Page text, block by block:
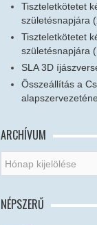
Tiszteletkötetet
születésnapjára
Tiszteletkötetet
születésnapjára
SLA 3D
Összeállítás a
ARCHÍVUM
NÉPSZERŰ